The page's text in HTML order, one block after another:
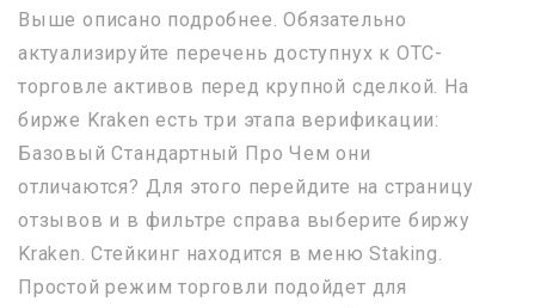
Выше описано подробнее. Обязательно
актуализируйте перечень доступнух к OTC-
торговле активов перед крупной сделкой. На
бирже Kraken есть три этапа верификации:
Базовый Стандартный Про Чем они
отличаются? Для этого перейдите на страницу
отзывов и в фильтре справа выберите биржу
Kraken. Стейкинг находится в меню Staking.
Простой режим торговли подойдет для